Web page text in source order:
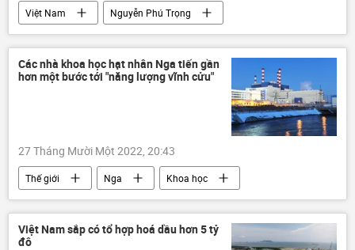
Việt Nam
Nguyễn Phú Trọng
Mặt trăng
Chính sách
chiến lược phát triển kinh tế
Đảng Cộng sản Việt Nam
Các nhà khoa học hạt nhân Nga tiến gần
hơn một bước tới "năng lượng vĩnh cửu"
27 Tháng Mười Một 2022, 20:43
Thế giới Nga
Khoa học
năng lượng
Quan điểm-Ý kiến
nhà máy điện hạt nhân
Việt Nam sắp có tổ hợp hoá dầu hơn 5 tỷ
đô